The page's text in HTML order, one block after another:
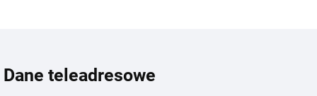
Dane teleadresowe